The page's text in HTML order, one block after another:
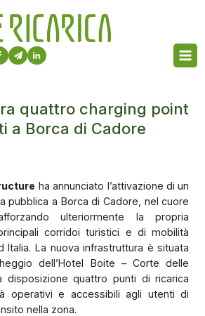
quattro charging point
a Borca di Cadore
ha annunciato l’attivazione di un
pubblica a Borca di Cadore, nel cuore
ulteriormente la propria
corridoi turistici e di mobilità
Italia. La nuova infrastruttura è situata
dell’Hotel Boite – Corte delle
quattro punti di ricarica
operativi e accessibili agli utenti di
nella zona.